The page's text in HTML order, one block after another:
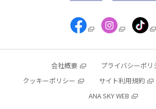
会社概要
プライバシーポリ
クッキーポリシー
サイト利用規約
ANA SKY WEB